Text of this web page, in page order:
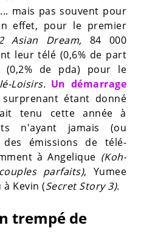
... mais pas souvent pour
effet, pour le premier
Asian Dream, 84 000
leur télé (0,6% de part
(0,2% de pda) pour le
Loisirs. Un démarrage
étant donné
tenu cette année à
n'ayant jamais (ou
émissions de télé-
à Angelique (Koh-
parfaits), Yumee
à Kevin (Secret Story 3).
trempé de